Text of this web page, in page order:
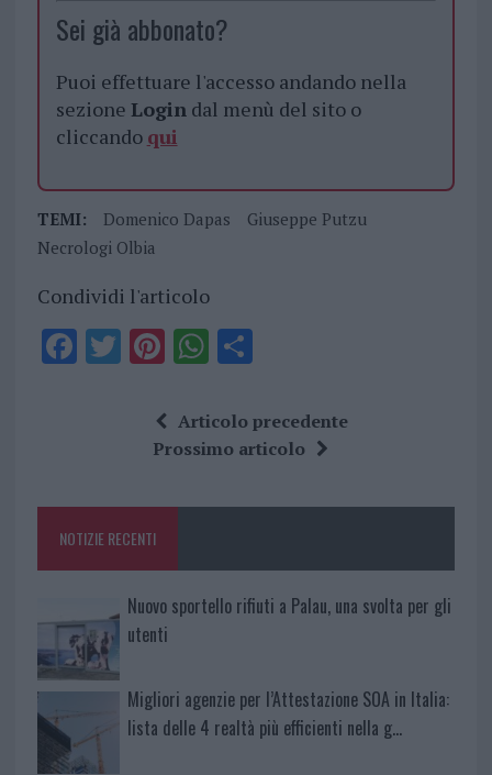
Sei già abbonato?
Puoi effettuare l'accesso andando nella
sezione Logindal menù del sito o
cliccando qui
TEMI: Domenico Dapas
Giuseppe Putzu
Necrologi Olbia
Condividi l'articolo
F
o
k
T Pi
te
re
W
at
s
p
S
a
re
Articolo precedente
Prossimo articolo
NOTIZIE RECENTI
Nuovo sportello rifiuti a Palau, una svolta per gli
utenti
Migliori agenzie per l’Attestazione SOA in Italia:
lista delle 4 realtà più efficienti nella g…